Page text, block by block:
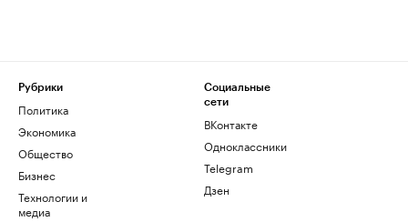
Рубрики
Политика
Экономика
Общество
Бизнес
Технологии и
медиа
Социальные
сети
ВКонтакте
Одноклассники
Telegram
Дзен